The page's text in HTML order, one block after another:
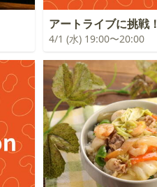
アートライブに挑戦！
4/1 (水) 19:00〜20:00